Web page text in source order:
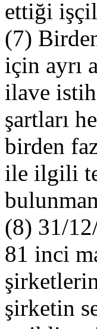
ettiği
(7)
için ayrı
ilave
şartları
birden
ile ilgili
(8) 31/
81 inci
şirketin